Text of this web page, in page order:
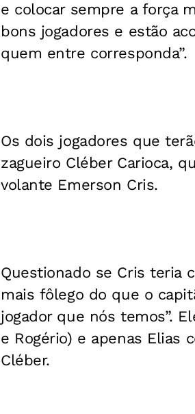
e colocar sempre a força
bons jogadores e estão
quem entre corresponda”.
Os dois jogadores que
zagueiro Cléber Carioca,
volante Emerson Cris.
Questionado se Cris teria
mais fôlego do que o
jogador que nós temos”.
e Rogério) e apenas Elias
Cléber.